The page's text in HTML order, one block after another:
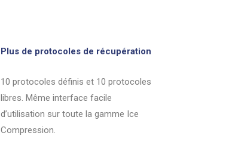
Plus de protocoles de récupération
10 protocoles définis et 10 protocoles
libres. Même interface facile
d’utilisation sur toute la gamme Ice
Compression.